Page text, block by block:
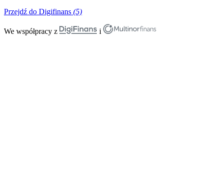
Przejdź do Digifinans (5)
We współpracy z i